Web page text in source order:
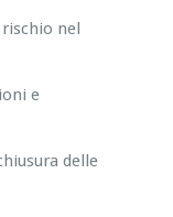
nel
e
delle